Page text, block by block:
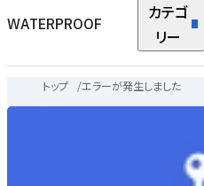
WATERPROOF
カテゴ
リー
トップ /エラーが発生しました